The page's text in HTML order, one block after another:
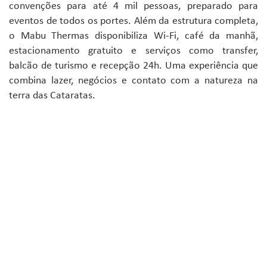
convenções para até 4 mil pessoas, preparado para
eventos de todos os portes. Além da estrutura completa,
o Mabu Thermas disponibiliza Wi-Fi, café da manhã,
estacionamento gratuito e serviços como transfer,
balcão de turismo e recepção 24h. Uma experiência que
combina lazer, negócios e contato com a natureza na
terra das Cataratas.